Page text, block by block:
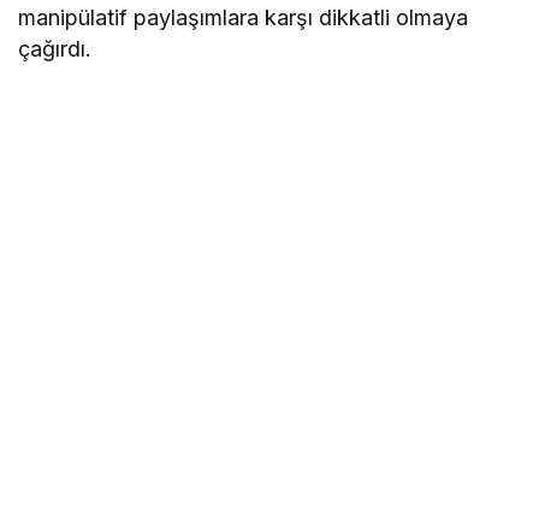
manipülatif paylaşımlara karşı dikkatli olmaya
çağırdı.